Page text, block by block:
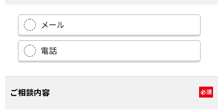
メール
電話
ご相談内容 必須